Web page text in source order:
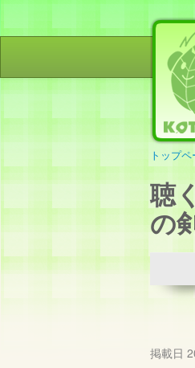
トップ
聴
の
掲載日